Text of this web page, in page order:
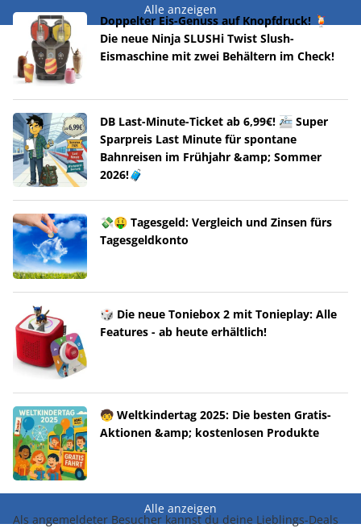
Alle anzeigen
Doppelter Eis-Genuss auf Knopfdruck! 🍹
Die neue Ninja SLUSHi Twist Slush-
Eismaschine mit zwei Behältern im Check!
DB Last-Minute-Ticket ab 6,99€! 🚈 Super
Sparpreis Last Minute für spontane
Bahnreisen im Frühjahr &amp; Sommer
2026!🧳
💸🤑 Tagesgeld: Vergleich und Zinsen fürs
Tagesgeldkonto
🎲 Die neue Toniebox 2 mit Tonieplay: Alle
Features - ab heute erhältlich!
🧒 Weltkindertag 2025: Die besten Gratis-
Aktionen &amp; kostenlosen Produkte
Alle anzeigen
Als angemeldeter Besucher kannst du deine Lieblings-Deals